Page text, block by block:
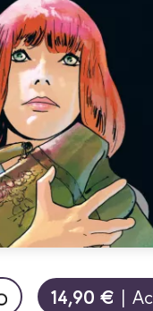
14,90 € |